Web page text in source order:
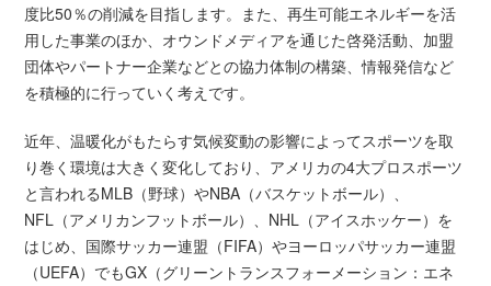
度比50％の削減を目指します。また、再生可能エネルギーを活
用した事業のほか、オウンドメディアを通じた啓発活動、加盟
団体やパートナー企業などとの協力体制の構築、情報発信など
を積極的に行っていく考えです。
近年、温暖化がもたらす気候変動の影響によってスポーツを取
り巻く環境は大きく変化しており、アメリカの4大プロスポーツ
と言われるMLB（野球）やNBA（バスケットボール）、
NFL（アメリカンフットボール）、NHL（アイスホッケー）を
はじめ、国際サッカー連盟（FIFA）やヨーロッパサッカー連盟
（UEFA）でもGX（グリーントランスフォーメーション：エネ